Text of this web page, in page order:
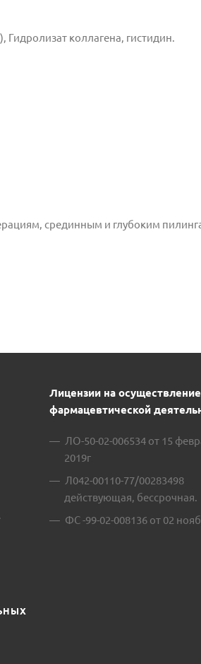
Гидролизат коллагена, гистидин.
срединным и глубоким
Лицензии на осуществление
фармацевтической
ЛО-50-02-006534 от 15
2019г
Л042-00110-77/00283498
действующая, бессрочная.
ФС -99-02-008136 от 02